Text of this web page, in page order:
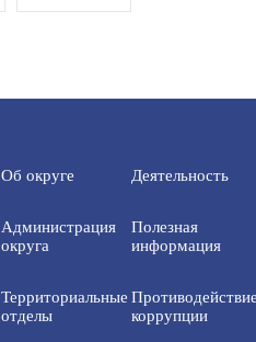
Об округе
Администрация
округа
Территориальные
отделы
Деятельность
Полезная
информация
коррупции